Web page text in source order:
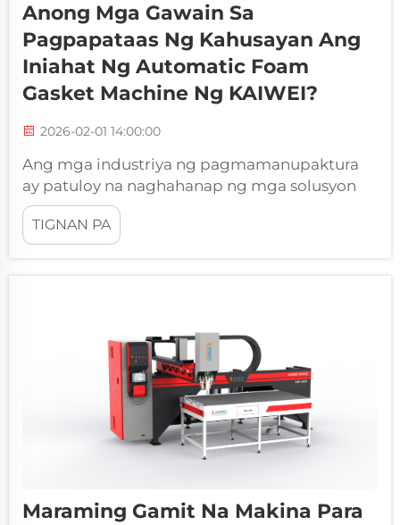
Anong Mga Gawain Sa
Pagpapataas Ng Kahusayan Ang
Iniahat Ng Automatic Foam
Gasket Machine Ng KAIWEI?
2026-02-01 14:00:00
Ang mga industriya ng pagmamanupaktura
ay patuloy na naghahanap ng mga solusyon
na nagpapataas ng produktibidad habang
pinapanatili ang mga pamantayan sa kalidad.
Ang automatic foam gasket machine ay
TIGNAN PA
Maraming Gamit Na Makina Para